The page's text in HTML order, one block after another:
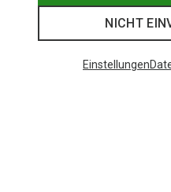
NICHT
Einstellungen